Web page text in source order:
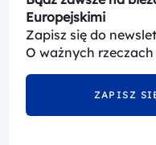
Europejskimi
Zapisz się do
O ważnych
ZAPISZ